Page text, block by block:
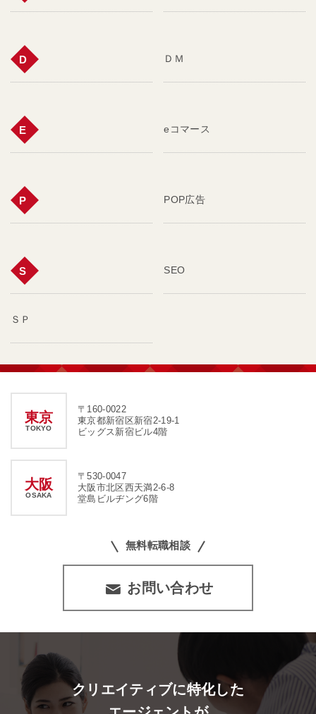
D ＤＭ
E eコマース
P POP広告
S SEO
ＳＰ
東京
TOKYO
〒160-0022
東京都新宿区新宿2-19-1
ビッグス新宿ビル4階
大阪
OSAKA
〒530-0047
大阪市北区西天満2-6-8
堂島ビルヂング6階
無料転職相談
お問い合わせ
クリエイティブに特化した